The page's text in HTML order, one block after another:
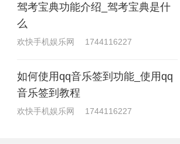
驾考宝典功能介绍_驾考宝典是什
么
欢快手机娱乐网 1744116227
如何使用qq音乐签到功能_使用qq
音乐签到教程
欢快手机娱乐网 1744116227